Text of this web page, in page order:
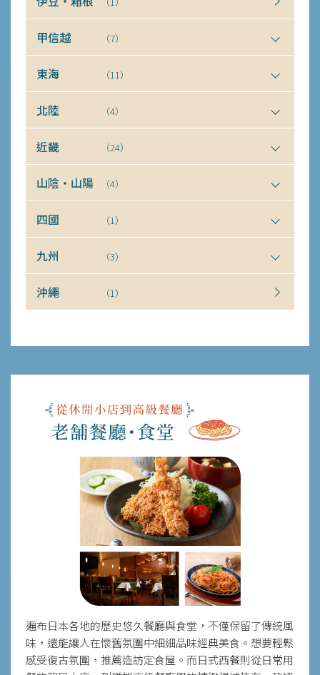
甲信越 （7）
東海 （11）
北陸 （4）
近畿 （24）
山陰・山陽 （4）
四國 （1）
九州 （3）
沖繩 （1）
遍布日本各地的歷史悠久餐廳與食堂，不僅保留了傳統風
味，還能讓人在懷舊氛圍中細細品味經典美食。想要輕鬆
感受復古氛圍，推薦造訪定食屋。而日式西餐則從日常用